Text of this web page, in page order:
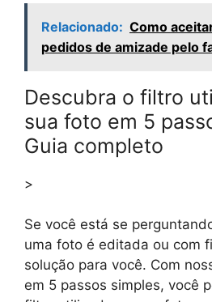
Relacionado: Como
pedidos de amizade pelo
Descubra o filtro
sua foto em 5
Guia completo
>
Se você está se
uma foto é editada ou com
solução para você. Com
em 5 passos simples, você